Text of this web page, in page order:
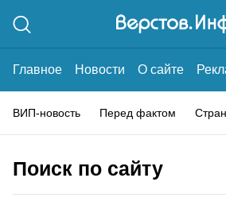
Главное Новости О сайте
ВИП-новость Перед фактом
Поиск по сайту